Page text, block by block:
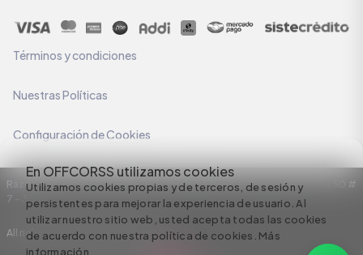
En OFFCORSS utilizamos cookies
Utilizamos cookies propias y de terceros, de sesión y
persistentes para mejorar la experiencia de usuario. Al
utilizar nuestro sitio web, usted acepta todas las cookies
de acuerdo con nuestra política de cookies. Más
información
Términos y condiciones
Nuestras Políticas
Configuración de Cookies
Razón Social: C.I HERMECO S.A. NIT: 890924167-6 Dirección: Carrera 50 #
7 – 35
All rights reserved empowered by